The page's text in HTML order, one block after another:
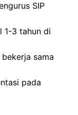
SIP
1-3 tahun di
sama
pada